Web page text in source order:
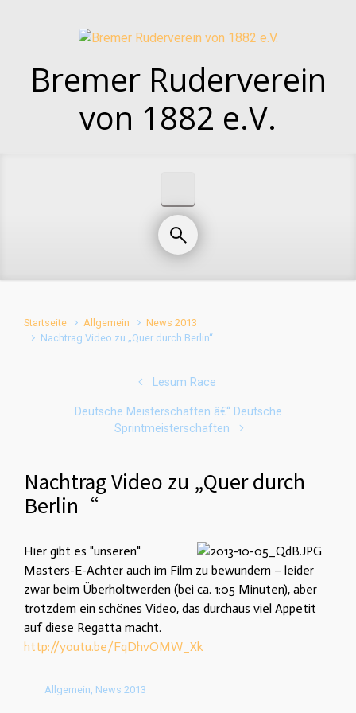
Bremer Ruderverein
von 1882 e.V.
Startseite Allgemein
News 2013
Nachtrag Video zu „Quer durch Berlin“
Lesum Race
Deutsche Meisterschaften â€“ Deutsche
Sprintmeisterschaften
Nachtrag Video zu „Quer durch
Berlin“
Hier gibt es "unseren"
Masters-E-Achter auch im Film zu bewundern – leider
zwar beim Überholtwerden (bei ca. 1:05 Minuten), aber
trotzdem ein schönes Video, das durchaus viel Appetit
auf diese Regatta macht.
http://youtu.be/FqDhvOMW_Xk
Allgemein, News 2013